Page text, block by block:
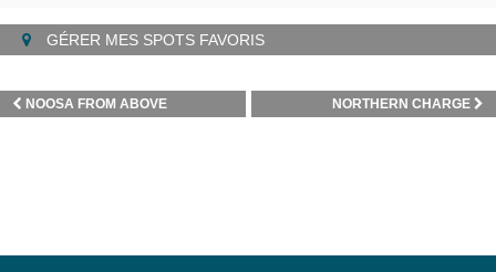
GÉRER MES SPOTS FAVORIS
NORTHERN CHARGE
NOOSA FROM ABOVE